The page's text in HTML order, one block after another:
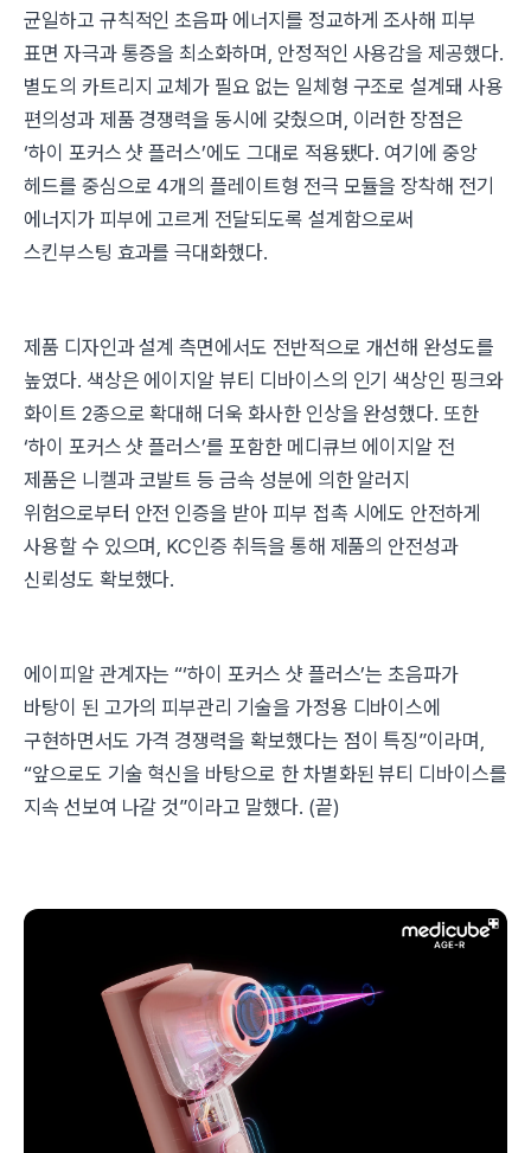
균일하고 규칙적인 초음파 에너지를 정교하게 조사해 피부
표면 자극과 통증을 최소화하며, 안정적인 사용감을 제공했다.
별도의 카트리지 교체가 필요 없는 일체형 구조로 설계돼 사용
편의성과 제품 경쟁력을 동시에 갖췄으며, 이러한 장점은
‘하이 포커스 샷 플러스’에도 그대로 적용됐다. 여기에 중앙
헤드를 중심으로 4개의 플레이트형 전극 모듈을 장착해 전기
에너지가 피부에 고르게 전달되도록 설계함으로써
스킨부스팅 효과를 극대화했다.
제품 디자인과 설계 측면에서도 전반적으로 개선해 완성도를
높였다. 색상은 에이지알 뷰티 디바이스의 인기 색상인 핑크와
화이트 2종으로 확대해 더욱 화사한 인상을 완성했다. 또한
‘하이 포커스 샷 플러스’를 포함한 메디큐브 에이지알 전
제품은 니켈과 코발트 등 금속 성분에 의한 알러지
위험으로부터 안전 인증을 받아 피부 접촉 시에도 안전하게
사용할 수 있으며, KC인증 취득을 통해 제품의 안전성과
신뢰성도 확보했다.
에이피알 관계자는 “‘하이 포커스 샷 플러스’는 초음파가
바탕이 된 고가의 피부관리 기술을 가정용 디바이스에
구현하면서도 가격 경쟁력을 확보했다는 점이 특징”이라며,
“앞으로도 기술 혁신을 바탕으로 한 차별화된 뷰티 디바이스를
지속 선보여 나갈 것”이라고 말했다. (끝)